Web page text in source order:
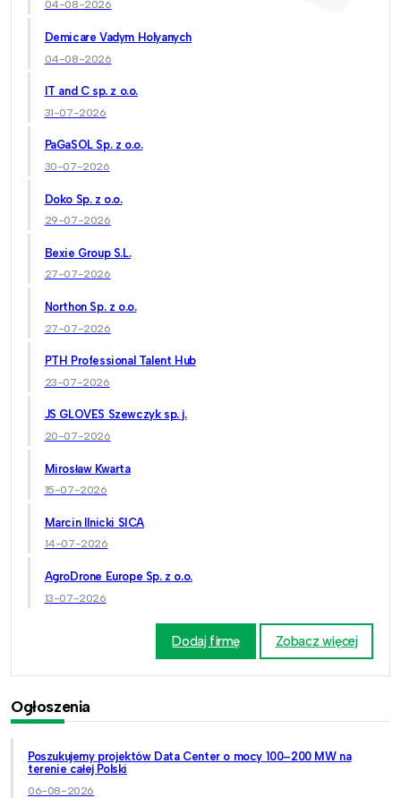
04-08-2026
Demicare Vadym Holyanych
04-08-2026
IT and C sp. z o.o.
31-07-2026
PaGaSOL Sp. z o.o.
30-07-2026
Doko Sp. z o.o.
29-07-2026
Bexie Group S.L.
27-07-2026
Northon Sp. z o.o.
27-07-2026
PTH Professional Talent Hub
23-07-2026
JS GLOVES Szewczyk sp. j.
20-07-2026
Mirosław Kwarta
15-07-2026
Marcin Ilnicki SICA
14-07-2026
AgroDrone Europe Sp. z o.o.
13-07-2026
Dodaj firmę Zobacz więcej
Ogłoszenia
Poszukujemy projektów Data Center o mocy 100–200 MW na
terenie całej Polski
06-08-2026